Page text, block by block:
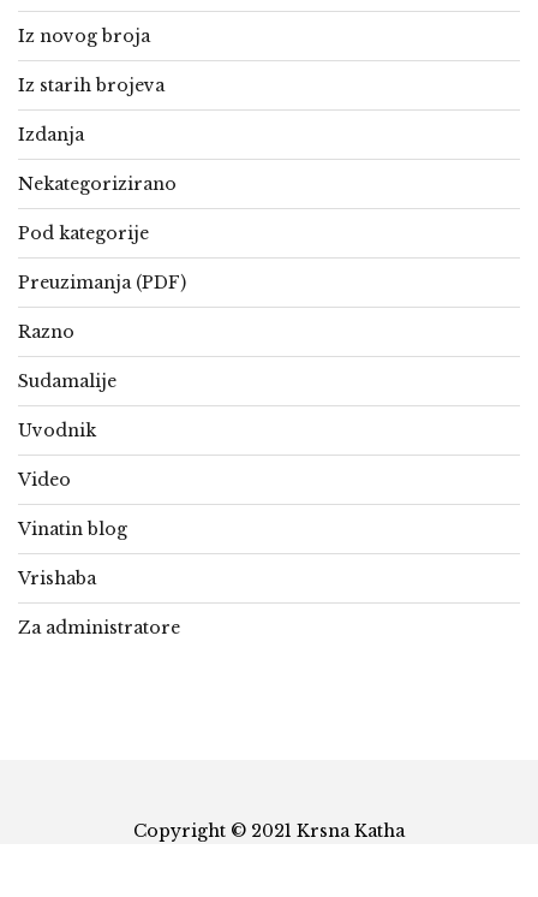
Iz novog broja
Iz starih brojeva
Izdanja
Nekategorizirano
Pod kategorije
Preuzimanja (PDF)
Razno
Sudamalije
Uvodnik
Video
Vinatin blog
Vrishaba
Za administratore
Copyright © 2021 Krsna Katha